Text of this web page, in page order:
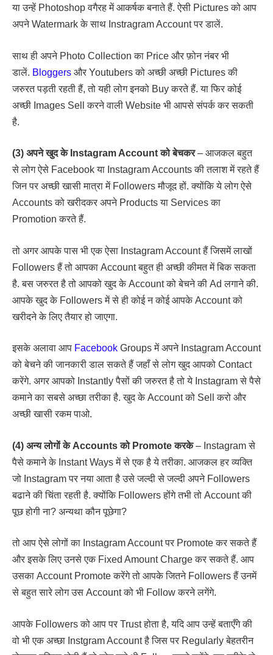
या उन्हें Photoshop वगैरह में आकर्षक बनाते हैं. ऐसी Pictures को आप
अपने Watermark के साथ Instragram Account पर डालें.
साथ ही अपने Photo Collection का Price और फ़ोन नंबर भी
डालें. Bloggers और Youtubers को अच्छी अच्छी Pictures की
जरुरत पड़ती रहती हैं, तो यही लोग इनको Buy करते हैं. या फिर कोई
अच्छी Images Sell करने वाली Website भी आपसे संपर्क कर सकती
है.
(3) अपने खुद के Instagram Account को बेचकर– आजकल बहुत
से लोग ऐसे Facebook या Instagram Accounts की तलाश में रहते हैं
जिन पर अच्छी खासी मात्रा में Followers मौजूद हों. क्योंकि ये लोग ऐसे
Accounts को खरीदकर अपने Products या Services का
Promotion करते हैं.
तो अगर आपके पास भी एक ऐसा Instagram Account हैं जिसमें लाखों
Followers हैं तो आपका Account बहुत ही अच्छी कीमत में बिक सकता
है. बस जरुरत है तो आपको खुद के Account को बेचने की Ad लगाने की.
आपके खुद के Followers में से ही कोई न कोई आपके Account को
खरीदने के लिए तैयार हो जाएगा.
इसके अलावा आप Facebook Groups में अपने Instagram Account
को बेचने की जानकारी डाल सकते हैं जहाँ से लोग खुद आपको Contact
करेंगे. अगर आपको Instantly पैसों की जरुरत है तो ये Instagram से पैसे
कमाने का सबसे अच्छा तरीका है. खुद के Account को Sell करो और
अच्छी खासी रकम पाओ.
(4) अन्य लोगों के Accounts को Promote करके– Instagram से
पैसे कमाने के Instant Ways में से एक है ये तरीका. आजकल हर व्यक्ति
जो Instagram पर नया आता है उसे जल्दी से जल्दी अपने Followers
बढाने की चिंता रहती है. क्योंकि Followers होंगे तभी तो Account की
पूछ होगी ना? अन्यथा कौन पूछेगा?
तो आप ऐसे लोगों का Instagram Account पर Promote कर सकते हैं
और इसके लिए उनसे एक Fixed Amount Charge कर सकते हैं. आप
उसका Account Promote करेंगे तो आपके जितने Followers हैं उनमें
से बहुत सारे लोग उस Account को भी Follow करने लगेंगे.
आपके Followers को आप पर Trust होता है, यदि आप उन्हें बताएँगे की
वो भी एक अच्छा Instgram Account है जिस पर Regularly बेहतरीन